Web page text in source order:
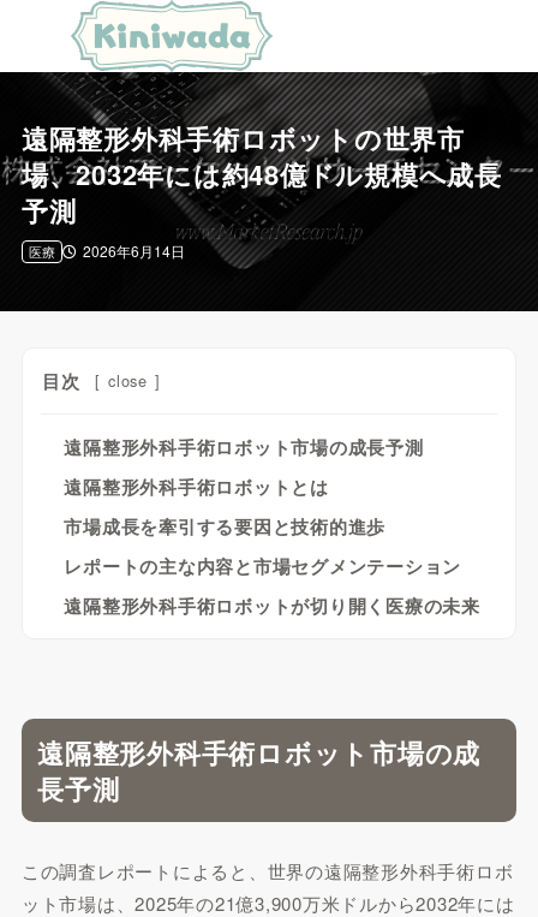
遠隔整形外科手術ロボットの世界市
場、2032年には約48億ドル規模へ成長
予測
2026年6月14日
医療
目次 [ close ]
遠隔整形外科手術ロボット市場の成長予測
遠隔整形外科手術ロボットとは
市場成長を牽引する要因と技術的進歩
レポートの主な内容と市場セグメンテーション
遠隔整形外科手術ロボットが切り開く医療の未来
遠隔整形外科手術ロボット市場の成
長予測
この調査レポートによると、世界の遠隔整形外科手術ロボ
ット市場は、2025年の21億3,900万米ドルから2032年には